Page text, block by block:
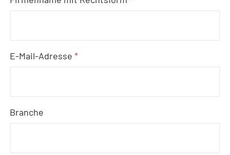
E-Mail-Adresse*
Branche